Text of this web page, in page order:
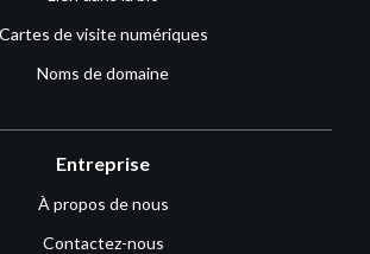
Cartes de visite numériques
Noms de domaine
Entreprise
À propos de nous
Contactez-nous